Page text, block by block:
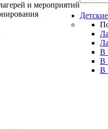
и мероприятий
В
В
В